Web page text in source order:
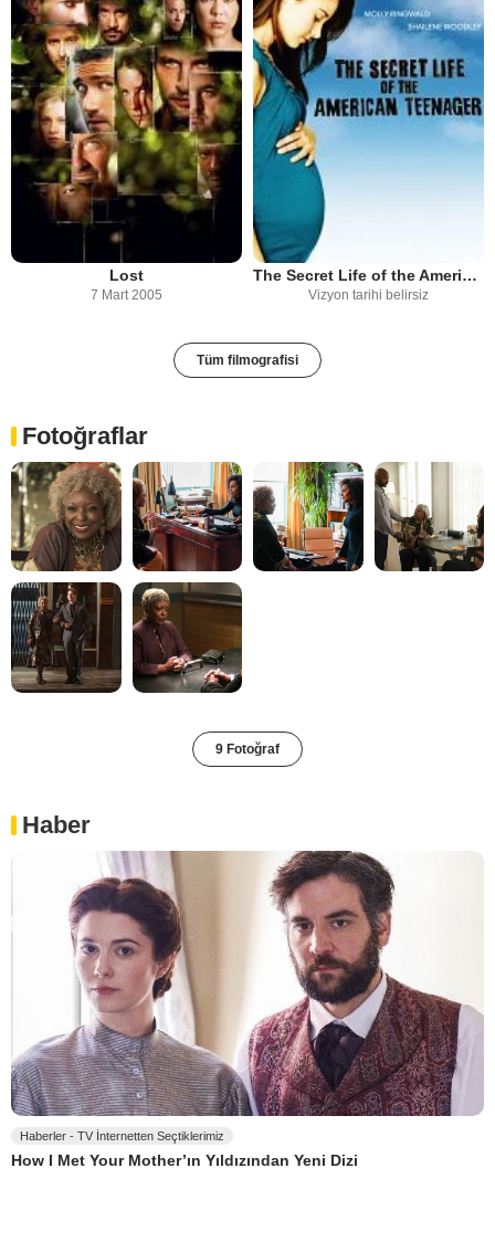
Lost
7 Mart 2005
The Secret Life of the American Teenager
Vizyon tarihi belirsiz
Tüm filmografisi
Fotoğraflar
9 Fotoğraf
Haber
Haberler - TV İnternetten Seçtiklerimiz
How I Met Your Mother’ın Yıldızından Yeni Dizi